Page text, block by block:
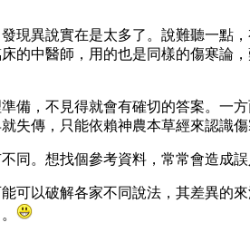
現異說實在是太多了。說難聽一點
的中醫師，用的也是同樣的傷寒論
備，不見得就會有確切的答案。一
失傳，只能依賴神農本草經來認識
同。想找個參考資料，常常會造成誤
可以破解各家不同說法，其差異的